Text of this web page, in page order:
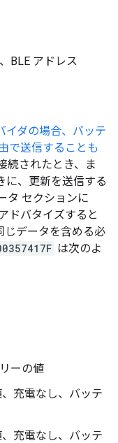
BLE アドレス
イダの場合、バッテ
で送信することも
続されたとき、ま
に、更新を送信する
タ セクションに
ドバタイズすると
じデータを含める必
は次のよ
ーの値
充電なし、バッテ
充電なし、バッテ